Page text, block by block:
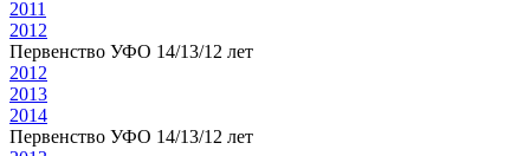
2011
2012
Первенство УФО 14/13/12 лет
2012
2013
2014
Первенство УФО 14/13/12 лет